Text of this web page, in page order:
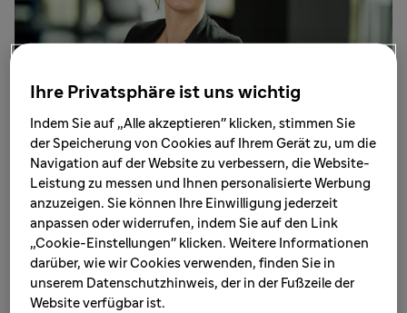
Gesundheitswesen ist in den vergangenen
Jahren enorm gestiegen: Britta Göbel entwickelt
Computersimulationen, die Wirksamkeit und
Sicherheit von Wirkstoffkandidaten abschätzen,
bevor diese in klinischen Studien mit
Versuchspersonen geprüft werden. Vereinfacht
heißt das: Sie behandelt virtuelle Patient*innen.
Die promovierte Wissenschaftlerin arbeitet in
Ihre Privatsphäre ist uns wichtig
Indem Sie auf „Alle akzeptieren" klicken, stimmen Sie
der Speicherung von Cookies auf Ihrem Gerät zu, um die
Navigation auf der Website zu verbessern, die Website-
Leistung zu messen und Ihnen personalisierte Werbung
anzuzeigen. Sie können Ihre Einwilligung jederzeit
anpassen oder widerrufen, indem Sie auf den Link
„Cookie-Einstellungen" klicken. Weitere Informationen
darüber, wie wir Cookies verwenden, finden Sie in
unserem Datenschutzhinweis, der in der Fußzeile der
Website verfügbar ist.